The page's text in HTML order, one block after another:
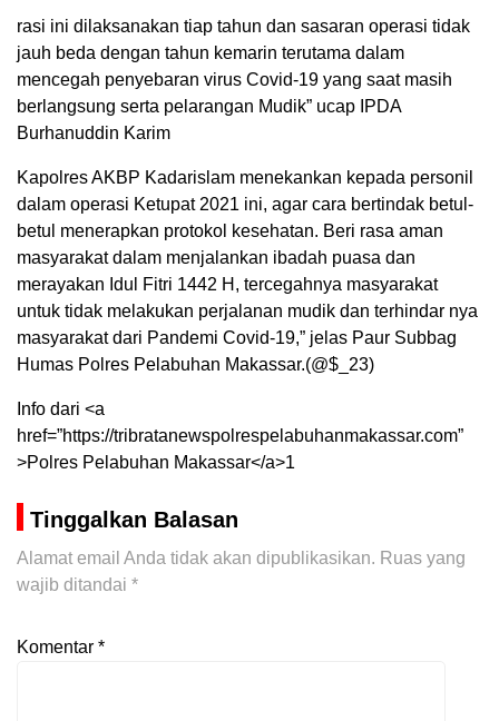
rasi ini dilaksanakan tiap tahun dan sasaran operasi tidak
jauh beda dengan tahun kemarin terutama dalam
mencegah penyebaran virus Covid-19 yang saat masih
berlangsung serta pelarangan Mudik” ucap IPDA
Burhanuddin Karim
Kapolres AKBP Kadarislam menekankan kepada personil
dalam operasi Ketupat 2021 ini, agar cara bertindak betul-
betul menerapkan protokol kesehatan. Beri rasa aman
masyarakat dalam menjalankan ibadah puasa dan
merayakan Idul Fitri 1442 H, tercegahnya masyarakat
untuk tidak melakukan perjalanan mudik dan terhindar nya
masyarakat dari Pandemi Covid-19,” jelas Paur Subbag
Humas Polres Pelabuhan Makassar.(@$_23)
Info dari <a
href=”https://tribratanewspolrespelabuhanmakassar.com”
>Polres Pelabuhan Makassar</a>1
Tinggalkan Balasan
Alamat email Anda tidak akan dipublikasikan. Ruas yang
wajib ditandai *
Komentar *